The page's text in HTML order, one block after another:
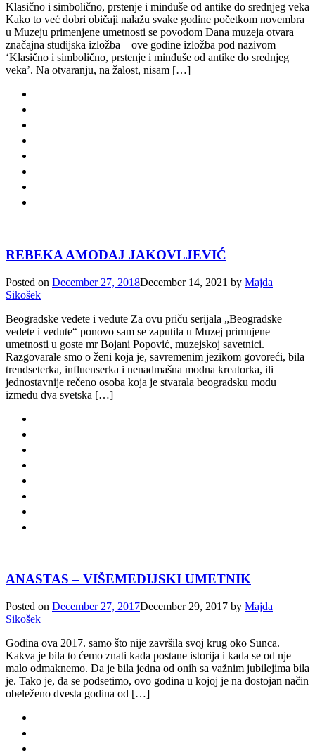
Klasično i simbolično, prstenje i minđuše od antike do srednjeg veka
Kako to već dobri običaji nalažu svake godine početkom novembra
u Muzeju primenjene umetnosti se povodom Dana muzeja otvara
značajna studijska izložba – ove godine izložba pod nazivom
‘Klasično i simbolično, prstenje i minđuše od antike do srednjeg
veka’. Na otvaranju, na žalost, nisam […]
REBEKA AMODAJ JAKOVLJEVIĆ
Posted on December 27, 2018December 14, 2021 by Majda
Sikošek
Beogradske vedete i vedute Za ovu priču serijala „Beogradske
vedete i vedute“ ponovo sam se zaputila u Muzej primnjene
umetnosti u goste mr Bojani Popović, muzejskoj savetnici.
Razgovarale smo o ženi koja je, savremenim jezikom govoreći, bila
trendseterka, influenserka i nenadmašna modna kreatorka, ili
jednostavnije rečeno osoba koja je stvarala beogradsku modu
između dva svetska […]
ANASTAS – VIŠEMEDIJSKI UMETNIK
Posted on December 27, 2017December 29, 2017 by Majda
Sikošek
Godina ova 2017. samo što nije završila svoj krug oko Sunca.
Kakva je bila to ćemo znati kada postane istorija i kada se od nje
malo odmaknemo. Da je bila jedna od onih sa važnim jubilejima bila
je. Tako je, da se podsetimo, ovo godina u kojoj je na dostojan način
obeleženo dvesta godina od […]